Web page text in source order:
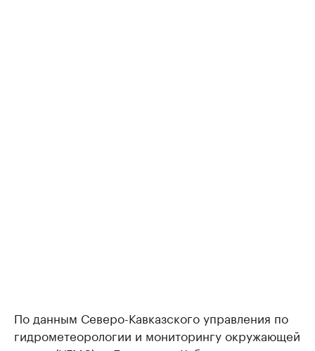
По данным Северо-Кавказского управления по
гидрометеорологии и мониторингу окружающей